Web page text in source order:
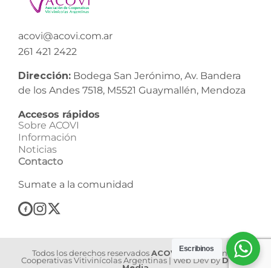
acovi@acovi.com.ar
261 421 2422
Dirección: Bodega San Jerónimo, Av. Bandera
de los Andes 7518, M5521 Guaymallén, Mendoza
Accesos rápidos
Sobre ACOVI
Información
Noticias
Contacto
Sumate a la comunidad
Todos los derechos reservados ACOVI | Asociación de
Cooperativas Vitivinícolas Argentinas | Web Dev by Dilook
Escribinos